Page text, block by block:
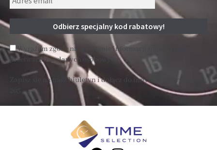
Wyrażam zgodę na wysyłanie informacji handlowej i
przetwarzanie danych osobowych
Zapisz się na nasz biuletyn i dołącz do innych subskrybentów